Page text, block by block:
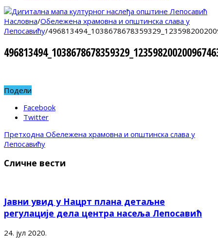
Насловна/Обележена храмовна и општинска слава у
Лепосавићу/
Подели
Facebook
Twitter
Претходна Обележена храмовна и општинска слава у
Лепосавићу
Сличне вести
Јавни увид у Нацрт плана детаљне
регулације дела центра насеља Лепосавић
24. јул 2020.